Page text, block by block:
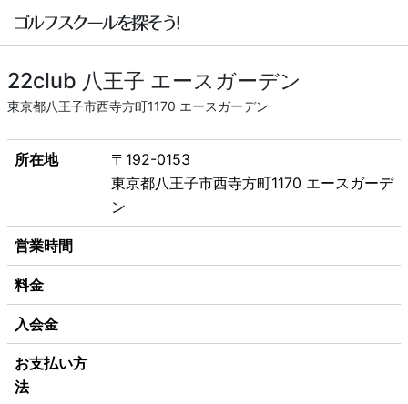
22club 八王子 エースガーデン
東京都八王子市西寺方町1170 エースガーデン
所在地
〒192-0153
東京都八王子市西寺方町1170 エースガーデ
ン
営業時間
料金
入会金
お支払い方
法